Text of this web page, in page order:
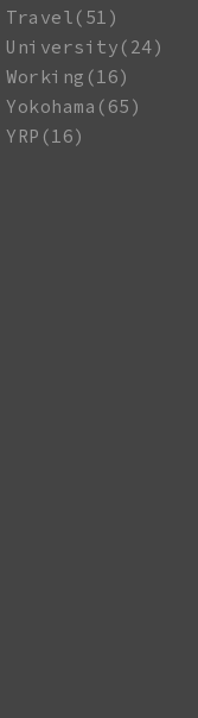
Travel(51)
University(24)
Working(16)
Yokohama(65)
YRP(16)